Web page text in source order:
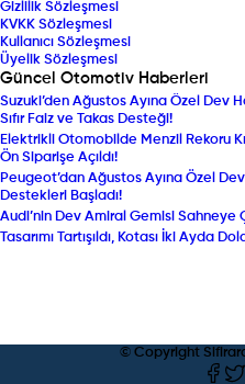
Gizlilik Sözleşmesi
KVKK Sözleşmesi
Kullanıcı Sözleşmesi
Üyelik Sözleşmesi
Güncel Otomotiv Haberleri
Suzuki’den Ağustos Ayına Özel
Sıfır Faiz ve Takas Desteği!
Elektrikli Otomobilde Menzil Rekoru
Ön Siparişe Açıldı!
Peugeot’dan Ağustos Ayına Özel
Destekleri Başladı!
Audi’nin Dev Amiral Gemisi Sahneye
Tasarımı Tartışıldı, Kotası İki Ayda
© Copyright